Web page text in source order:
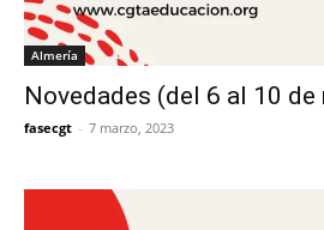
Almería
Novedades (del 6 al 10 de
fasecgt - 7 marzo, 2023